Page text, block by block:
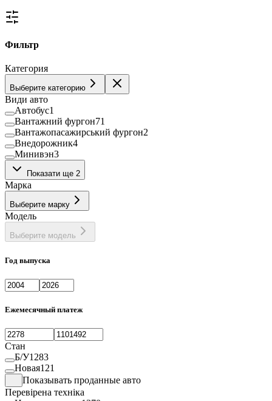
Фильтр
Категория
Выберите категорию
Види авто
Автобус1
Вантажний фургон71
Вантажопасажирський фургон2
Внедорожник4
Минивэн3
Рефрижератор
Фургон3
Показати ще 2
Марка
Выберите марку
Модель
Выберите модель
Год выпуска
Ежемесячный платеж
Стан
Б/У1283
Новая121
Показывать проданные авто
Перевірена техніка